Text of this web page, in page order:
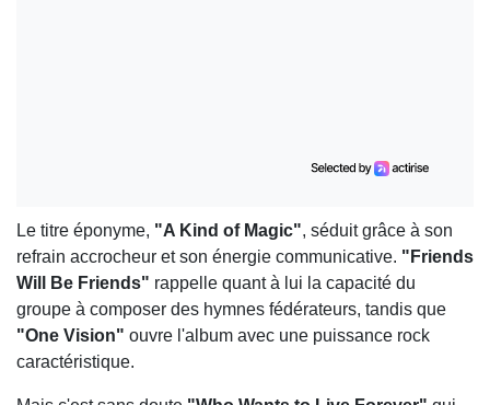
Le titre éponyme, "A Kind of Magic", séduit grâce à son
refrain accrocheur et son énergie communicative. "Friends
Will Be Friends" rappelle quant à lui la capacité du
groupe à composer des hymnes fédérateurs, tandis que
"One Vision" ouvre l'album avec une puissance rock
caractéristique.